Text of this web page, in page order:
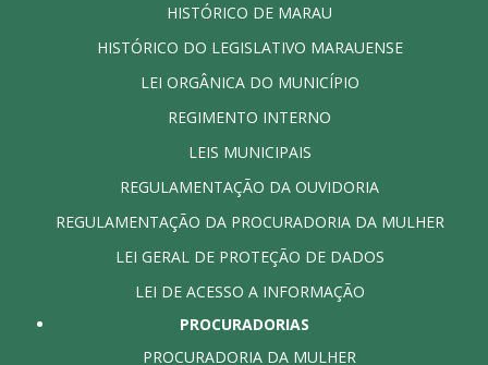
HISTÓRICO DE MARAU
HISTÓRICO DO LEGISLATIVO MARAUENSE
LEI ORGÂNICA DO MUNICÍPIO
REGIMENTO INTERNO
LEIS MUNICIPAIS
REGULAMENTAÇÃO DA OUVIDORIA
REGULAMENTAÇÃO DA PROCURADORIA DA MULHER
LEI GERAL DE PROTEÇÃO DE DADOS
LEI DE ACESSO A INFORMAÇÃO
PROCURADORIAS
PROCURADORIA DA MULHER